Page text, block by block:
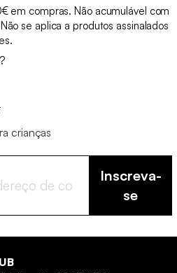
em compras. Não acumulável com
se aplica a produtos assinalados
crianças
Inscreva-
se